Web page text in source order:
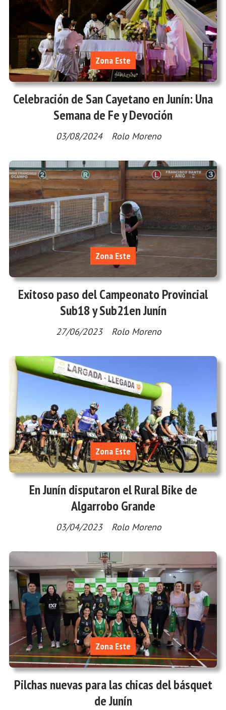
Celebración de San Cayetano en Junín: Una
Semana de Fe y Devoción
Rolo Moreno
Zona Este
03/08/2024
Exitoso paso del Campeonato Provincial
Sub18 y Sub21en Junín
Rolo Moreno
Zona Este
27/06/2023
En Junín disputaron el Rural Bike de
Algarrobo Grande
Rolo Moreno
Zona Este
03/04/2023
Pilchas nuevas para las chicas del básquet
de Junín
Zona Este